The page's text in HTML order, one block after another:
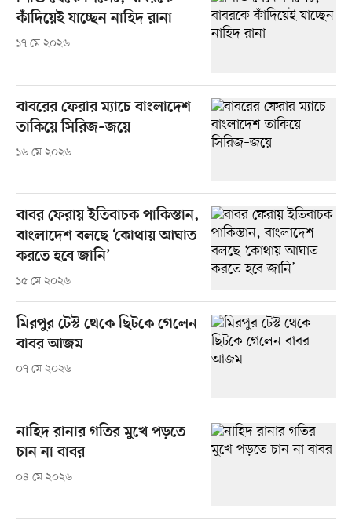
কাঁদিয়েই যাচ্ছেন নাহিদ রানা
১৭ মে ২০২৬
বাবরের ফেরার ম্যাচে বাংলাদেশ
তাকিয়ে সিরিজ–জয়ে
১৬ মে ২০২৬
বাবর ফেরায় ইতিবাচক পাকিস্তান,
বাংলাদেশ বলছে ‘কোথায় আঘাত
করতে হবে জানি’
১৫ মে ২০২৬
মিরপুর টেস্ট থেকে ছিটকে গেলেন
বাবর আজম
০৭ মে ২০২৬
নাহিদ রানার গতির মুখে পড়তে
চান না বাবর
০৪ মে ২০২৬